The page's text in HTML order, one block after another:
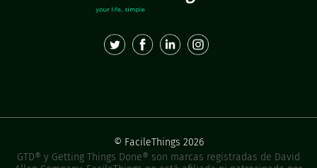
© FacileThings 2026
GTD® y Getting Things Done® son marcas registradas de David